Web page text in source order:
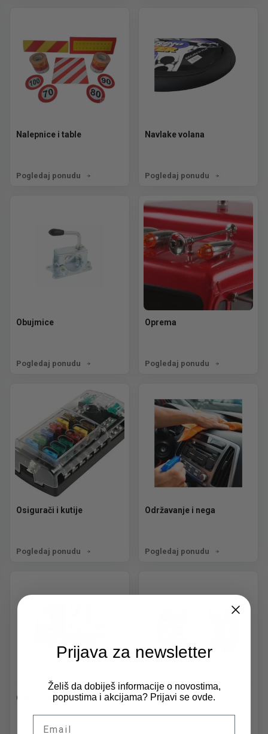
Nalepnice i table
Pogledaj ponudu
Navlake volana
Pogledaj ponudu
Obujmice
Pogledaj ponudu
Oprema
Pogledaj ponudu
Osigurači i kutije
Pogledaj ponudu
Održavanje i nega
Pogledaj ponudu
Ostali delovi Pakne i disk pločice
Prijava za newsletter
Želiš da dobiješ informacije o novostima,
popustima i akcijama? Prijavi se ovde.